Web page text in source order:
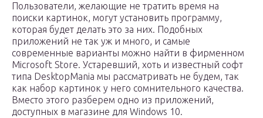
Пользователи, желающие не тратить время на
поиски картинок, могут установить программу,
которая будет делать это за них. Подобных
приложений не так уж и много, и самые
современные варианты можно найти в фирменном
Microsoft Store. Устаревший, хоть и известный софт
типа DesktopMania мы рассматривать не будем, так
как набор картинок у него сомнительного качества.
Вместо этого разберем одно из приложений,
доступных в магазине для Windows 10.